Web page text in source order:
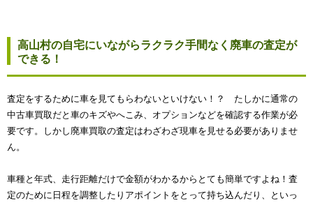
高山村の自宅にいながらラクラク手間なく廃車の査定が
できる！
査定をするために車を見てもらわないといけない！？ たしかに通常の
中古車買取だと車のキズやへこみ、オプションなどを確認する作業が必
要です。しかし廃車買取の査定はわざわざ現車を見せる必要がありませ
ん。
車種と年式、走行距離だけで金額がわかるからとても簡単ですよね！査
定のために日程を調整したりアポイントをとって持ち込んだり、といっ